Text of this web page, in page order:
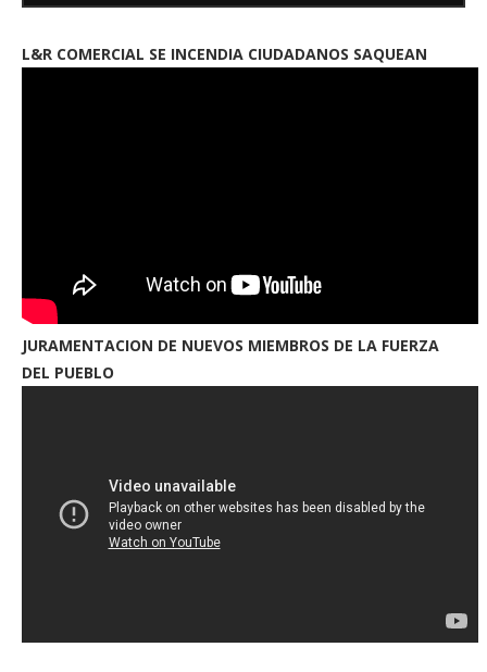
L&R COMERCIAL SE INCENDIA CIUDADANOS SAQUEAN
JURAMENTACION DE NUEVOS MIEMBROS DE LA FUERZA
DEL PUEBLO